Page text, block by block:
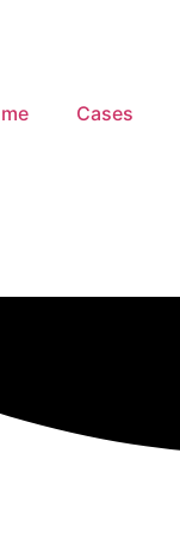
Cases